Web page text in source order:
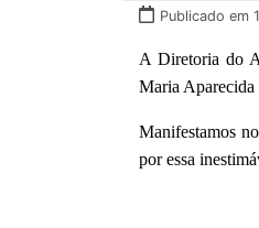
Publicado em
A Diretoria do
Maria Aparecida
Manifestamos
por essa